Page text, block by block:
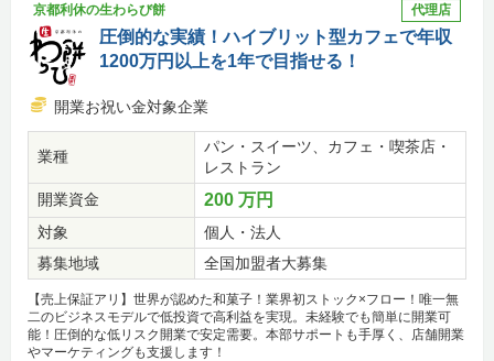
京都利休の生わらび餅 代理店
圧倒的な実績！ハイブリット型カフェで年収
1200万円以上を1年で目指せる！
開業お祝い金対象企業
業種
パン・スイーツ、カフェ・喫茶店・
レストラン
開業資金
200 万円
対象
個人・法人
募集地域
全国加盟者大募集
【売上保証アリ】世界が認めた和菓子！業界初ストック×フロー！唯一無
二のビジネスモデルで低投資で高利益を実現。未経験でも簡単に開業可
能！圧倒的な低リスク開業で安定需要。本部サポートも手厚く、店舗開業
やマーケティングも支援します！